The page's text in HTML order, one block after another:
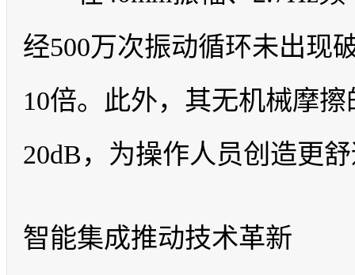
经500万次振动循环未出现
10倍。此外，其无机械摩
20dB，为操作人员创造更
智能集成推动技术革新